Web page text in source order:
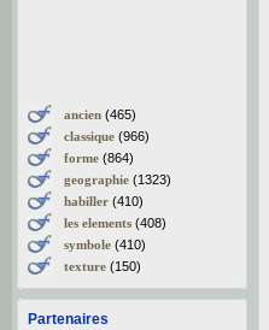
ancien (465)
classique (966)
forme (864)
geographie (1323)
habiller (410)
les elements (408)
symbole (410)
texture (150)
Partenaires